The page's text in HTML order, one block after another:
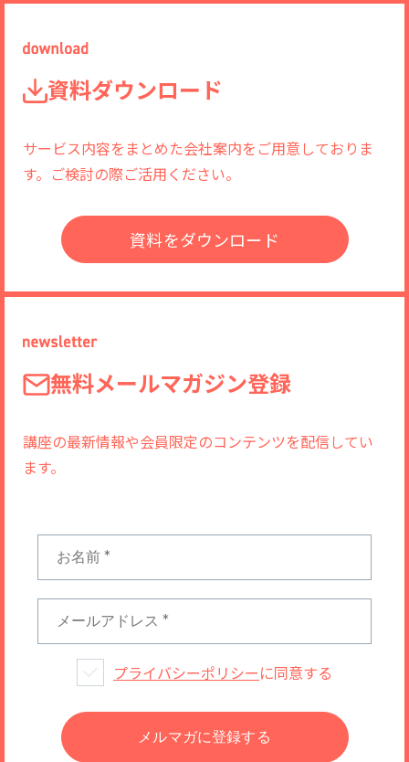
資料ダウンロード
サービス内容をまとめた会社案内をご用意しておりま
す。ご検討の際ご活用ください。
資料をダウンロード
無料メールマガジン登録
講座の最新情報や会員限定のコンテンツを配信してい
ます。
プライバシーポリシーに同意する